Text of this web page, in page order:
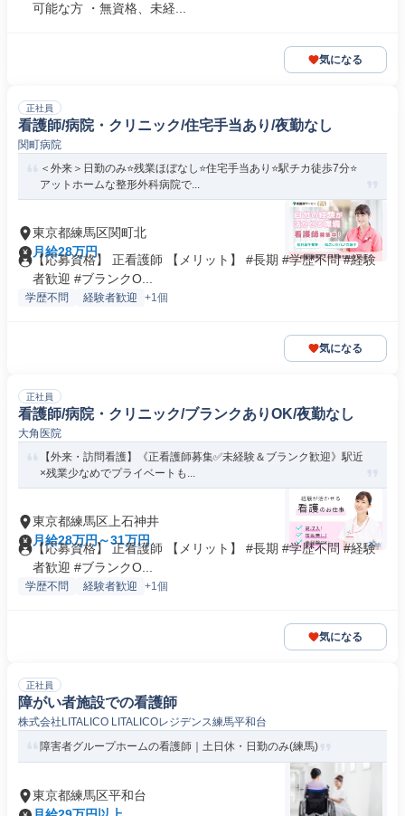
可能な方 ・無資格、未経...
気になる
正社員
看護師/病院・クリニック/住宅手当あり/夜勤なし
関町病院
＜外来＞日勤のみ⭐残業ほぼなし⭐住宅手当あり⭐駅チカ徒歩7分⭐
アットホームな整形外科病院で...
東京都練馬区関町北
月給28万円
【応募資格】 正看護師 【メリット】 #長期 #学歴不問 #経験
者歓迎 #ブランクO...
学歴不問 経験者歓迎 +1個
気になる
正社員
看護師/病院・クリニック/ブランクありOK/夜勤なし
大角医院
【外来・訪問看護】《正看護師募集✅️未経験＆ブランク歓迎》駅近
×残業少なめでプライベートも...
東京都練馬区上石神井
月給28万円～31万円
【応募資格】 正看護師 【メリット】 #長期 #学歴不問 #経験
者歓迎 #ブランクO...
学歴不問 経験者歓迎 +1個
気になる
正社員
障がい者施設での看護師
株式会社LITALICO LITALICOレジデンス練馬平和台
障害者グループホームの看護師｜土日休・日勤のみ(練馬)
東京都練馬区平和台